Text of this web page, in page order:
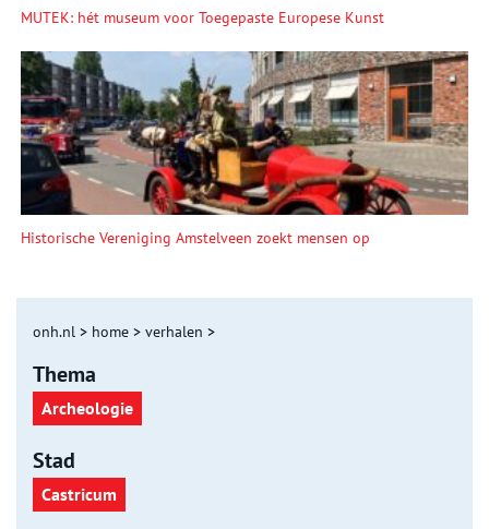
MUTEK: hét museum voor Toegepaste Europese Kunst
Historische Vereniging Amstelveen zoekt mensen op
onh.nl > home > verhalen >
Thema
Archeologie
Stad
Castricum